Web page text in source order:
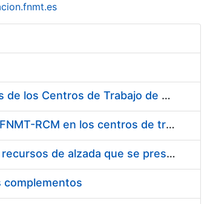
Suministro de Protectores Auditivos a medida para las personas trabajadoras de los Centros de Trabajo de Madrid y Burgos
Suministro de gafas graduadas antiproyecciones para los trabajadores de la FNMT-RCM en los centros de trabajo de Madrid y Burgos
Servicios de una empresa externa para el asesoramiento y resolución de los recursos de alzada que se presentan relacionados con procesos de selección para la FNMT-RCM
complementos